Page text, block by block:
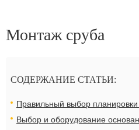
Монтаж сруба
СОДЕРЖАНИЕ СТАТЬИ:
Правильный выбор
Выбор и оборудование